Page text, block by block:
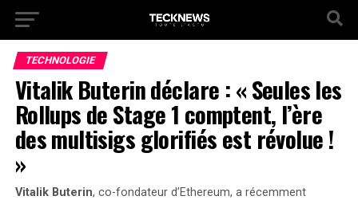
TECHNOLOGIE
Vitalik Buterin déclare : « Seules les
Rollups de Stage 1 comptent, l’ère
des multisigs glorifiés est révolue !
»
Vitalik Buterin, co-fondateur d’Ethereum, a récemment